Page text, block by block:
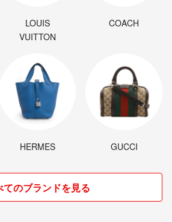
LOUIS
VUITTON
COACH
HERMES GUCCI
てのブランドを見る